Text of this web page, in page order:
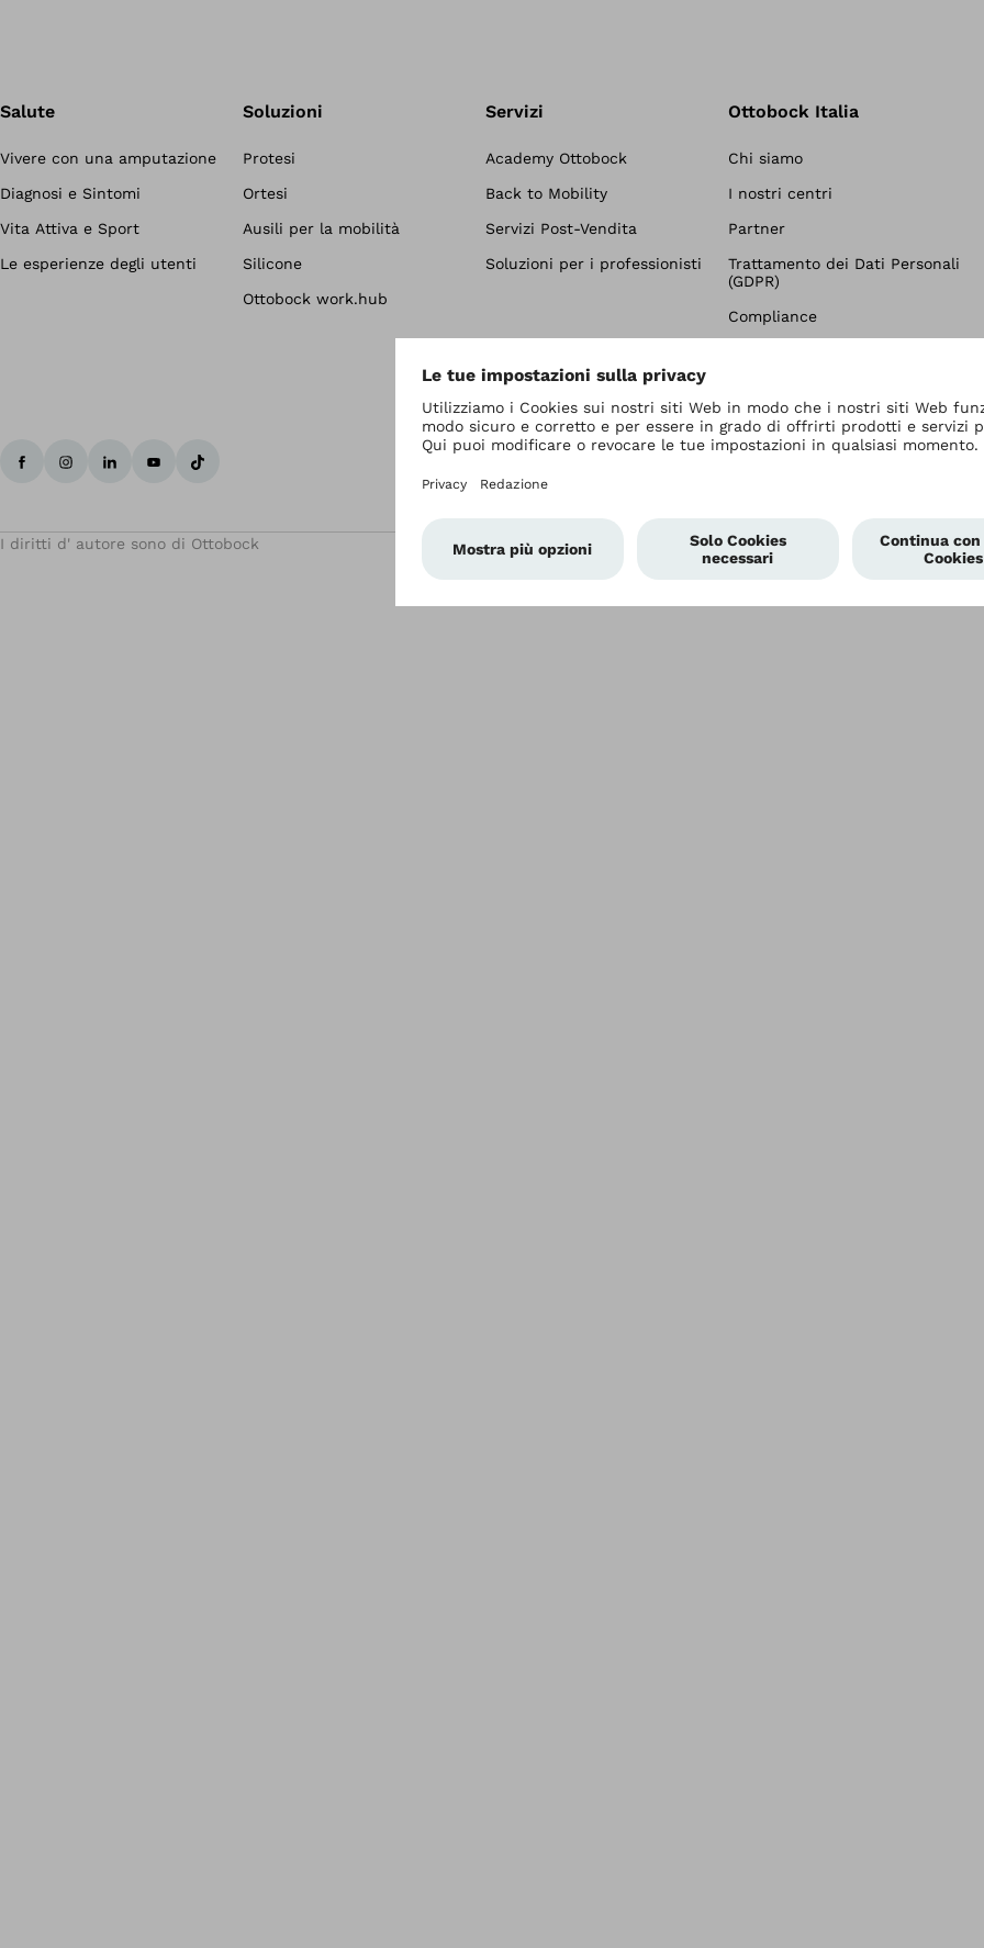
Salute
Vivere con una amputazione
Diagnosi e Sintomi
Vita Attiva e Sport
Le esperienze degli utenti
Soluzioni
Protesi
Ortesi
Ausili per la mobilità
Silicone
Ottobock work.hub
Servizi
Academy Ottobock
Back to Mobility
Servizi Post-Vendita
Soluzioni per i professionisti
Ottobock Italia
Chi siamo
I nostri centri
Partner
Trattamento dei Dati Personali
(GDPR)
Compliance
I diritti d' autore sono di Ottobock Impostazioni relative alla protezione dei dati